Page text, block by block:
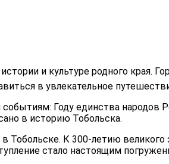
и культуре родного края.
в увлекательное
Году единства народов
в историю Тобольска.
К 300-летию великого
стало настоящим